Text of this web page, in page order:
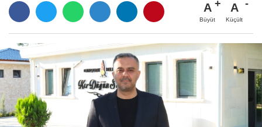
A
Büyüt
A
Küçült